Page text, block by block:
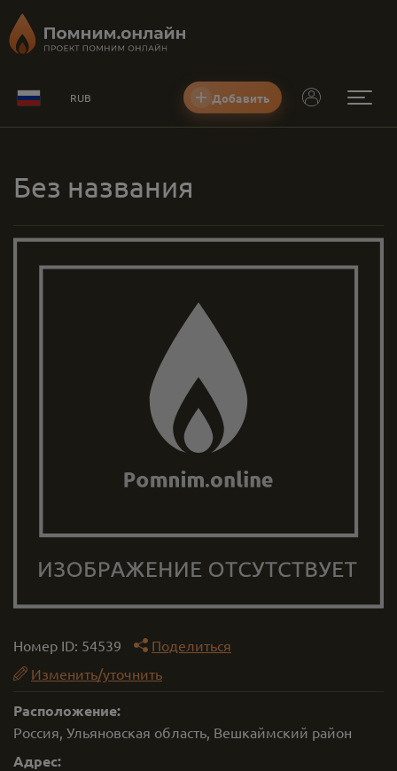
RUB Добавить
Без названия
Номер ID: 54539
Поделиться
Изменить/уточнить
Расположение:
Россия, Ульяновская область, Вешкаймский район
Адрес: